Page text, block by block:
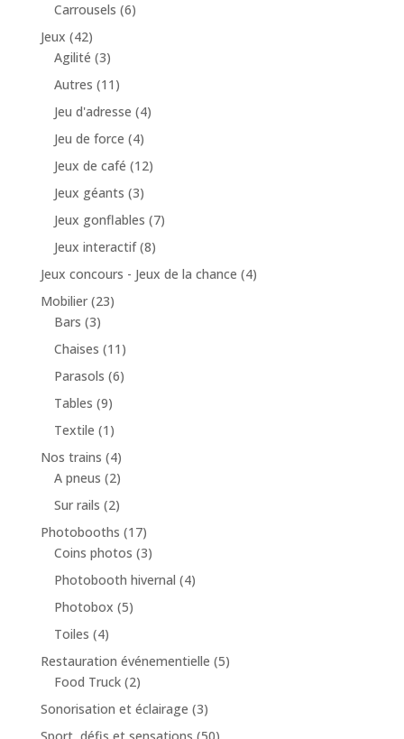
Carrousels (6)
Jeux (42)
Agilité (3)
Autres (11)
Jeu d'adresse (4)
Jeu de force (4)
Jeux de café (12)
Jeux géants (3)
Jeux gonflables (7)
Jeux interactif (8)
Jeux concours - Jeux de la chance (4)
Mobilier (23)
Bars (3)
Chaises (11)
Parasols (6)
Tables (9)
Textile (1)
Nos trains (4)
A pneus (2)
Sur rails (2)
Photobooths (17)
Coins photos (3)
Photobooth hivernal (4)
Photobox (5)
Toiles (4)
Restauration événementielle (5)
Food Truck (2)
Sonorisation et éclairage (3)